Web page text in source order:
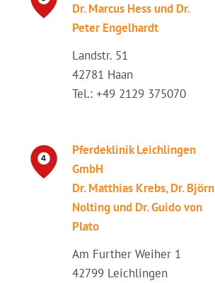
Dr. Marcus Hess und Dr.
Peter Engelhardt
Landstr. 51
42781 Haan
Tel.: +49 2129 375070
Pferdeklinik Leichlingen
GmbH
Dr. Matthias Krebs, Dr. Björn
Nolting und Dr. Guido von
Plato
Am Further Weiher 1
42799 Leichlingen